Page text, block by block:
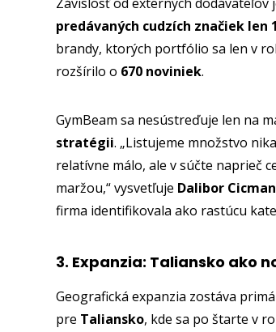
predávaných cudzích značiek len
brandy, ktorých portfólio sa len v
rozšírilo o 670 noviniek.
GymBeam sa nesústreďuje len na
stratégii. „Listujeme množstvo
relatívne málo, ale v súčte naprieč
maržou,“ vysvetľuje Dalibor Cicman
firma identifikovala ako rastúcu
3. Expanzia: Taliansko ako
Geografická expanzia zostáva
pre Taliansko, kde sa po štarte v